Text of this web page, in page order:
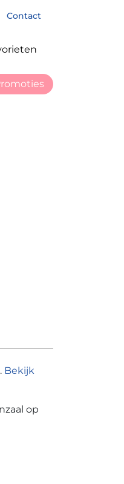
Contact
Bekijk
op